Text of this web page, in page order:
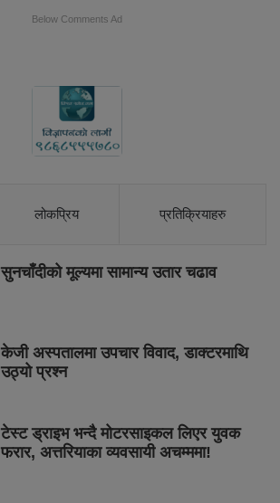
Below Comments Ad
लोकप्रिय प्रतिक्रियाहरु
सुनचाँदीको मूल्यमा सामान्य उतार चढाव
केजी अस्पतालमा उपचार विवाद, डाक्टरमाथि
उठ्यो प्रश्न
टेस्ट ड्राइभ भन्दै मोटरसाइकल लिएर युवक
फरार, अत्तरियाका व्यवसायी अचम्ममा!